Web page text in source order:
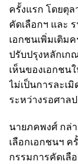
ครั้งแรก โดยตุ
คัดเลือกฯ และ
เอกชนเพิ่มเติม
ปรับปรุงหลักเก
เห็นของเอกชน
ไม่เป็นการละเ
ระหว่างรอศาล
นายภคพงศ์ กล่
เลือกเอกชนฯ ค
กรรมการคัดเลื